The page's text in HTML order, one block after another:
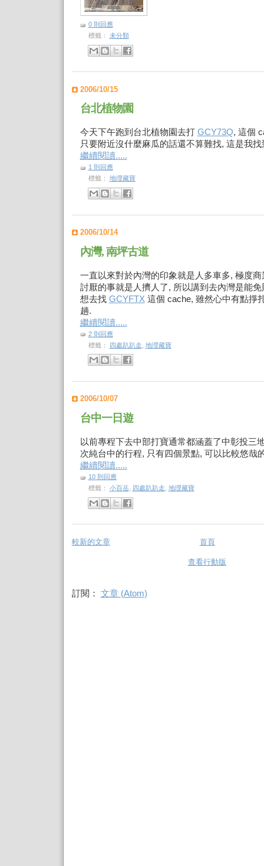
0 則回應
標籤： 未分類
2006/10/15
台北植物園
今天下午跑到台北植物園去打 GCY73Q, 這個
只要附近沒什麼麻瓜的話還不算難找, 這是我
繼續閱讀.....
1 則回應
標籤： 地理藏寶
2006/10/14
內灣, 南坪古道
一直以來對於內灣的印象就是人多車多, 極度
討厭的事就是人擠人了, 所以講到去內灣是能
想去找 GCYFTX 這個 cache, 雖然心中有點掙
趟.
繼續閱讀.....
2 則回應
標籤：
四處趴趴走 地理藏寶
2006/10/07
台中一日遊
以前專程下去中部打寶通常都涵蓋了中彰投三
次純台中的行程, 只有四個景點, 可以比較悠哉
繼續閱讀.....
10 則回應
標籤： 小百岳, 四處趴趴走 地理藏寶
較新的文章 首頁
查看行動版
訂閱： 文章 (Atom)